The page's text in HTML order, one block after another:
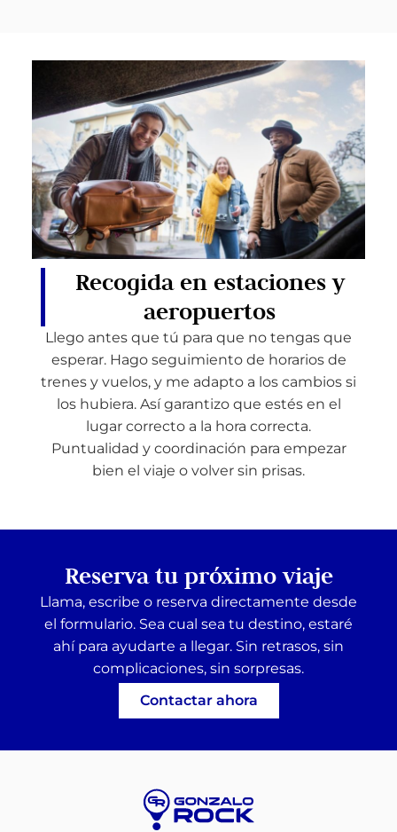
Recogida en estaciones y
aeropuertos
Llego antes que tú para que no tengas que
esperar. Hago seguimiento de horarios de
trenes y vuelos, y me adapto a los cambios si
los hubiera. Así garantizo que estés en el
lugar correcto a la hora correcta.
Puntualidad y coordinación para empezar
bien el viaje o volver sin prisas.
Reserva tu próximo viaje
Llama, escribe o reserva directamente desde
el formulario. Sea cual sea tu destino, estaré
ahí para ayudarte a llegar. Sin retrasos, sin
complicaciones, sin sorpresas.
Contactar ahora